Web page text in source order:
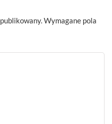
Wymagane pola